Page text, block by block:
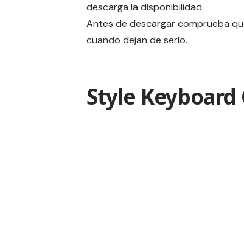
descarga la disponibilidad.
Antes de descargar comprueba
cuando dejan de serlo.
Style Keyboard